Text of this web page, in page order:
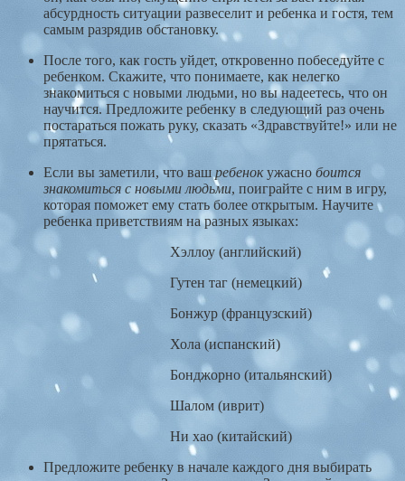
абсурдность ситуации развеселит и ребенка и гостя, тем
самым разрядив обстановку.
После того, как гость уйдет, откровенно побеседуйте с
ребенком. Скажите, что понимаете, как нелегко
знакомиться с новыми людьми, но вы надеетесь, что он
научится. Предложите ребенку в следующий раз очень
постараться пожать руку, сказать «Здравствуйте!» или не
прятаться.
Если вы заметили, что ваш ребенокужасно боится
знакомиться с новыми людьми, поиграйте с ним в игру,
которая поможет ему стать более открытым. Научите
ребенка приветствиям на разных языках:
Хэллоу (английский)
Гутен таг (немецкий)
Бонжур (французский)
Хола (испанский)
Бонджорно (итальянский)
Шалом (иврит)
Ни хао (китайский)
Предложите ребенку в начале каждого дня выбирать